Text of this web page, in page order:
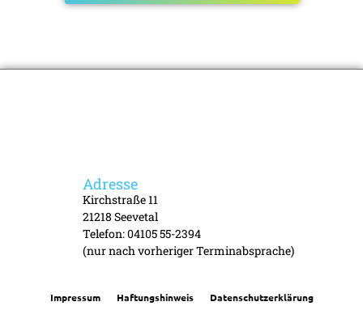
Adresse
Kirchstraße 11
21218 Seevetal
Telefon: 04105 55-2394
(nur nach vorheriger Terminabsprache)
Impressum Haftungshinweis Datenschutzerklärung